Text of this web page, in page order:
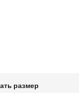
размер